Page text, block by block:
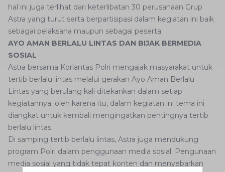
hal ini juga terlihat dari keterlibatan 30 perusahaan Grup
Astra yang turut serta berpartisipasi dalam kegiatan ini baik
sebagai pelaksana maupun sebagai peserta.
AYO AMAN BERLALU LINTAS DAN BIJAK BERMEDIA
SOSIAL
Astra bersama Korlantas Polri mengajak masyarakat untuk
tertib berlalu lintas melalui gerakan Ayo Aman Berlalu
Lintas yang berulang kali ditekankan dalam setiap
kegiatannya. oleh karena itu, dalam kegiatan ini tema ini
diangkat untuk kembali mengingatkan pentingnya tertib
berlalu lintas.
Di samping tertib berlalu lintas, Astra juga mendukung
program Polri dalam penggunaan media sosial. Pengunaan
media sosial yang tidak tepat konten dan menyebarkan